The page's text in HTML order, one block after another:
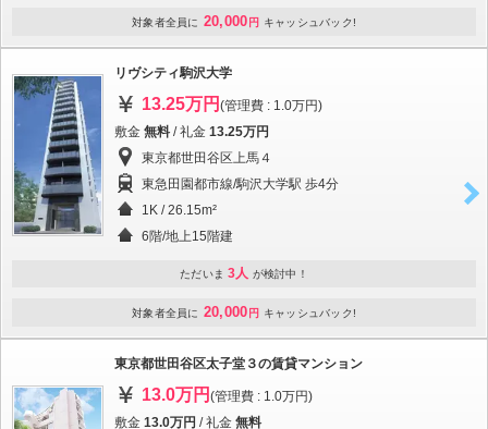
対象者全員に 20,000 円 キャッシュバック!
リヴシティ駒沢大学
13.25万円 (管理費 : 1.0万円)
敷金 無料 / 礼金 13.25万円
東京都世田谷区上馬４
東急田園都市線/駒沢大学駅 歩4分
1K / 26.15m²
6階/地上15階建
ただいま 3人 が検討中！
対象者全員に 20,000 円 キャッシュバック!
東京都世田谷区太子堂３の賃貸マンション
13.0万円 (管理費 : 1.0万円)
敷金 13.0万円 / 礼金 無料